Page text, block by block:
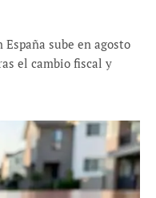
sube en agosto
el cambio fiscal y